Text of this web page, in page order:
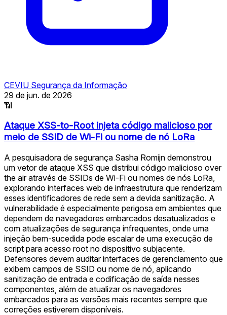
CEVIU Segurança da Informação
29 de jun. de 2026
📶
Ataque XSS-to-Root injeta código malicioso por
meio de SSID de Wi-Fi ou nome de nó LoRa
A pesquisadora de segurança Sasha Romijn demonstrou
um vetor de ataque XSS que distribui código malicioso over
the air através de SSIDs de Wi-Fi ou nomes de nós LoRa,
explorando interfaces web de infraestrutura que renderizam
esses identificadores de rede sem a devida sanitização. A
vulnerabilidade é especialmente perigosa em ambientes que
dependem de navegadores embarcados desatualizados e
com atualizações de segurança infrequentes, onde uma
injeção bem-sucedida pode escalar de uma execução de
script para acesso root no dispositivo subjacente.
Defensores devem auditar interfaces de gerenciamento que
exibem campos de SSID ou nome de nó, aplicando
sanitização de entrada e codificação de saída nesses
componentes, além de atualizar os navegadores
embarcados para as versões mais recentes sempre que
correções estiverem disponíveis.